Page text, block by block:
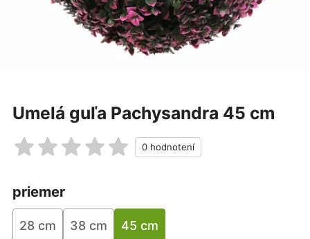
Umelá guľa Pachysandra 45 cm
priemer
28 cm 38 cm 45 cm